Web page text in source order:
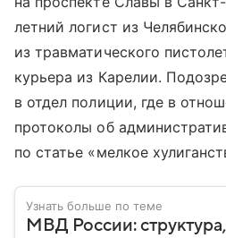
летний логист из
из травматического
курьера из Карелии.
в отдел полиции, где в
протоколы об
по статье «мелкое
Узнать больше по теме
МВД России: